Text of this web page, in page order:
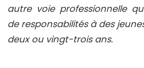
autre voie professionnelle
de responsabilités à des
deux ou vingt-trois ans.